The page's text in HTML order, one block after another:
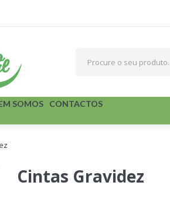
SOMOS CONTACTOS
Cintas Gravidez